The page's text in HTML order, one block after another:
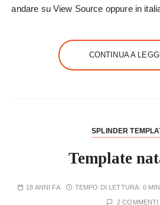
andare su View Source oppure in
CONTINUA A
SPLINDER
Template
18 ANNI FA TEMPO DI LETTURA: 0
2 COMMENTI